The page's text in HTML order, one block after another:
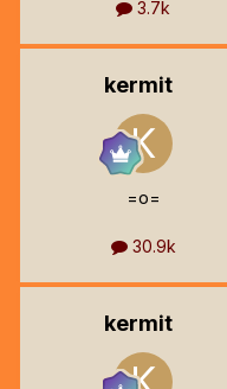
3.7k
kermit
=o=
30.9k
kermit